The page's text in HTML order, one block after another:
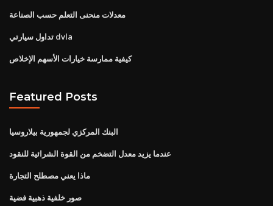
معدلات منحنى التعلم حسب الصناعة
تداول سيارتي dvla
كيفية ممارسة خيارات الأسهم الإخلاص
Featured Posts
البنك المركزي لجمهورية بيلاروسيا
عندما يزيد معدل التضخم من القوة الشرائية للنقود
ماذا يعني مصطلح التجارة
صور خلفية ذهبية فضية